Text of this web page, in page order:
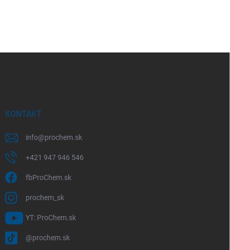
KONTAKT
info@prochem.sk
+421 947 946 546
fbProChem.sk
prochem_sk
YT: ProChem.sk
@prochem.sk